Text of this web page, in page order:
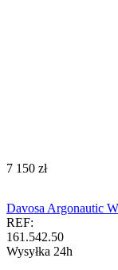
‍7 150‍ zł
Davosa Argonautic
REF:
161.542.50
Wysyłka 24h